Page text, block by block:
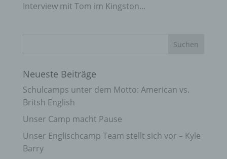
Interview mit Tom im Kingston...
Neueste Beiträge
Schulcamps unter dem Motto: American vs.
Britsh English
Unser Camp macht Pause
Unser Englischcamp Team stellt sich vor – Kyle
Barry